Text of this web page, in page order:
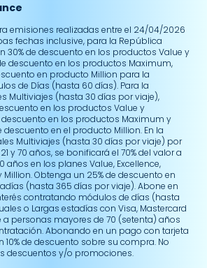
emisiones realizadas entre el 24/04/2026
fechas inclusive, para la República
30% de descuento en los productos Value y
descuento en los productos Maximum,
en producto Million para la
de Días (hasta 60 días). Para la
Multiviajes (hasta 30 días por viaje),
en los productos Value y
descuento en los productos Maximum y
descuento en el producto Million. En la
Multiviajes (hasta 30 días por viaje) por
y 70 años, se bonificará el 70% del valor a
años en los planes Value, Excellence,
Million. Obtenga un 25% de descuento en
(hasta 365 días por viaje). Abone en
contratando módulos de días (hasta
o Largas estadías con Visa, Mastercard
a personas mayores de 70 (setenta) años
Abonando en un pago con tarjeta
de descuento sobre su compra. No
descuentos y/o promociones.